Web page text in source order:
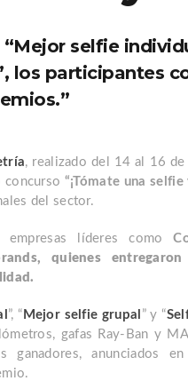
selfie
los participantes
, realizado del 14 al 16
concurso “¡Tómate una selfie
del sector.
empresas líderes como
, quienes
”, “ Mejor selfie grupal ” y “
gafas Ray-Ban y
anunciados